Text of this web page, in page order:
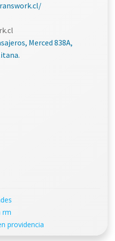
Merced 838A,
rm
providencia